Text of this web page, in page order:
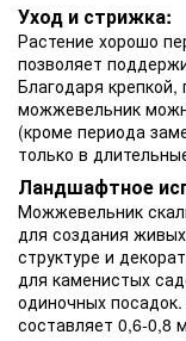
Уход и стрижка:
Растение хорошо
позволяет
Благодаря крепкой,
можжевельник
(кроме периода
только в
Ландшафтное
Можжевельник
для создания
структуре и
для каменистых
одиночных
составляет 0,6-0,8